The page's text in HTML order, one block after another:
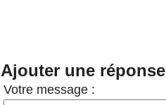
Ajouter une réponse
Votre message :